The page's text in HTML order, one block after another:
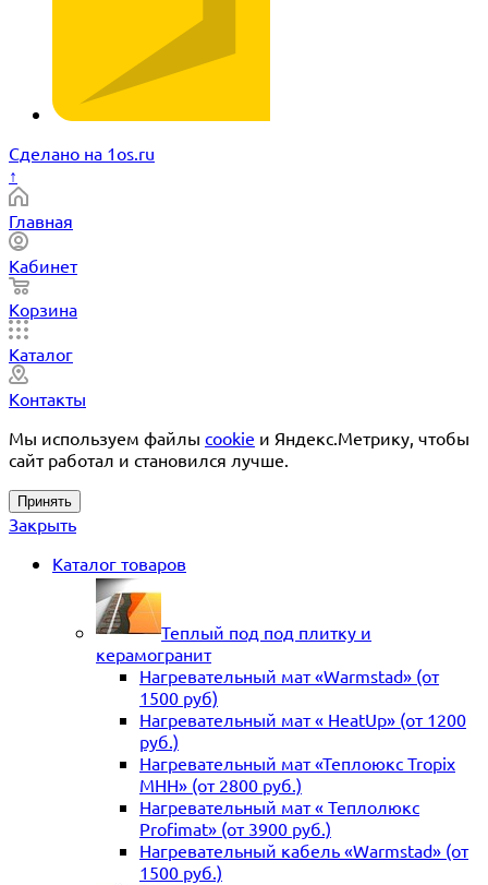
Сделано на 1os.ru
↑
Главная
Кабинет
Корзина
Каталог
Контакты
Мы используем файлы cookie и Яндекс.Метрику, чтобы
сайт работал и становился лучше.
Принять
Закрыть
Каталог товаров
Теплый под под плитку и
керамогранит
Нагревательный мат «Warmstad» (от
1500 руб)
Нагревательный мат « HeatUp» (от 1200
руб.)
Нагревательный мат «Теплоюкс Tropix
MHH» (от 2800 руб.)
Нагревательный мат « Теплолюкс
Profimat» (от 3900 руб.)
Нагревательный кабель «Warmstad» (от
1500 руб.)